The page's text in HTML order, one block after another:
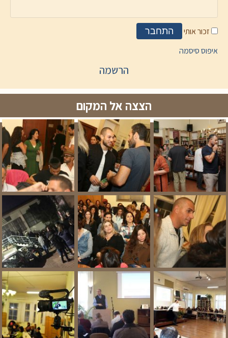
זכור אותי התחבר
איפוס סיסמה
הרשמה
הצצה אל המקום